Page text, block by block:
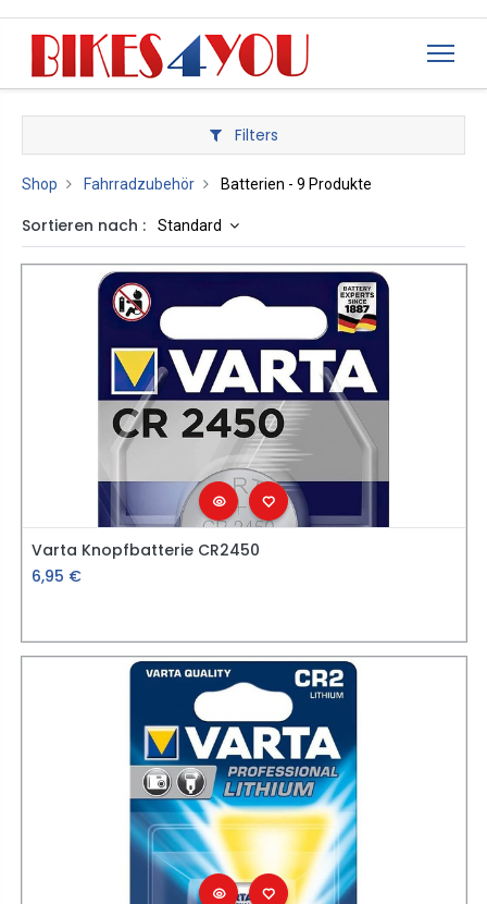
Filters
Shop Fahrradzubehör Batterien - 9 Produkte
Sortieren nach : Standard
Varta Knopfbatterie CR2450
6,95 €